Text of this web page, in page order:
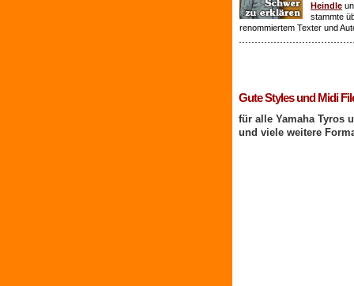
Heindle
stammte
renommiertem Texter und
Gute Styles und Midi
für alle Yamaha Tyros
und viele weitere